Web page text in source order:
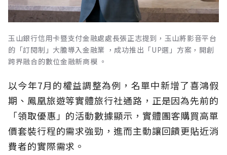
玉山銀行信用卡暨支付金融處處長張正志提到，玉山將影音平台
的「訂閱制」大膽導入金融業 ，成功推出「UP選」方案，開創
跨界融合的數位金融新商模 。
以今年7月的權益調整為例，名單中新增了喜鴻假
期、鳳凰旅遊等實體旅行社通路，正是因為先前的
「領取優惠」的活動數據顯示，實體團客購買高單
價套裝行程的需求強勁，進而主動讓回饋更貼近消
費者的實際需求。